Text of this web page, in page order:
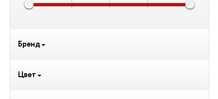
Бренд
Цвет